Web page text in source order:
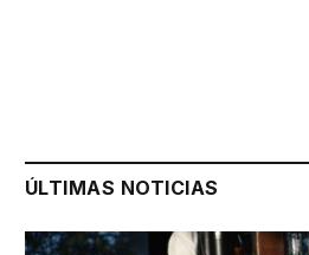
ÚLTIMAS NOTICIAS